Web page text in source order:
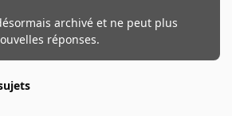
archivé et ne peut plus
réponses.